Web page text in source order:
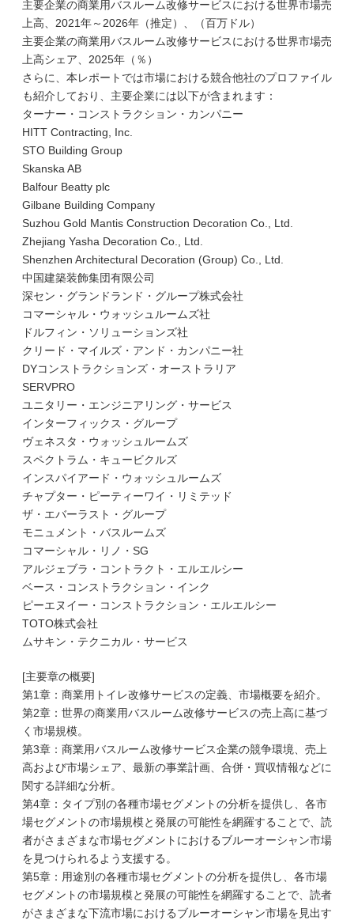
主要企業の商業用バスルーム改修サービスにおける世界市場売
上高、2021年～2026年（推定）、（百万ドル）
主要企業の商業用バスルーム改修サービスにおける世界市場売
上高シェア、2025年（％）
さらに、本レポートでは市場における競合他社のプロファイル
も紹介しており、主要企業には以下が含まれます：
ターナー・コンストラクション・カンパニー
HITT Contracting, Inc.
STO Building Group
Skanska AB
Balfour Beatty plc
Gilbane Building Company
Suzhou Gold Mantis Construction Decoration Co., Ltd.
Zhejiang Yasha Decoration Co., Ltd.
Shenzhen Architectural Decoration (Group) Co., Ltd.
中国建築装飾集団有限公司
深セン・グランドランド・グループ株式会社
コマーシャル・ウォッシュルームズ社
ドルフィン・ソリューションズ社
クリード・マイルズ・アンド・カンパニー社
DYコンストラクションズ・オーストラリア
SERVPRO
ユニタリー・エンジニアリング・サービス
インターフィックス・グループ
ヴェネスタ・ウォッシュルームズ
スペクトラム・キュービクルズ
インスパイアード・ウォッシュルームズ
チャプター・ピーティーワイ・リミテッド
ザ・エバーラスト・グループ
モニュメント・バスルームズ
コマーシャル・リノ・SG
アルジェブラ・コントラクト・エルエルシー
ベース・コンストラクション・インク
ピーエヌイー・コンストラクション・エルエルシー
TOTO株式会社
ムサキン・テクニカル・サービス
[主要章の概要]
第1章：商業用トイレ改修サービスの定義、市場概要を紹介。
第2章：世界の商業用バスルーム改修サービスの売上高に基づ
く市場規模。
第3章：商業用バスルーム改修サービス企業の競争環境、売上
高および市場シェア、最新の事業計画、合併・買収情報などに
関する詳細な分析。
第4章：タイプ別の各種市場セグメントの分析を提供し、各市
場セグメントの市場規模と発展の可能性を網羅することで、読
者がさまざまな市場セグメントにおけるブルーオーシャン市場
を見つけられるよう支援する。
第5章：用途別の各種市場セグメントの分析を提供し、各市場
セグメントの市場規模と発展の可能性を網羅することで、読者
がさまざまな下流市場におけるブルーオーシャン市場を見出す